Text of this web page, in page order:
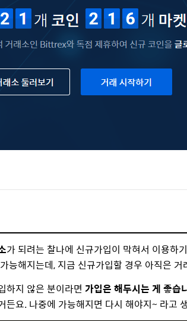
가 되려는 찰나에 신규가입이 막혀서 이용하
능해지는데, 지금 신규가입할 경우 아직은
하지 않은 분이라면 가입은 해두시는 게 좋습
든요. 나중에 가능해지면 다시 해야지~ 라고